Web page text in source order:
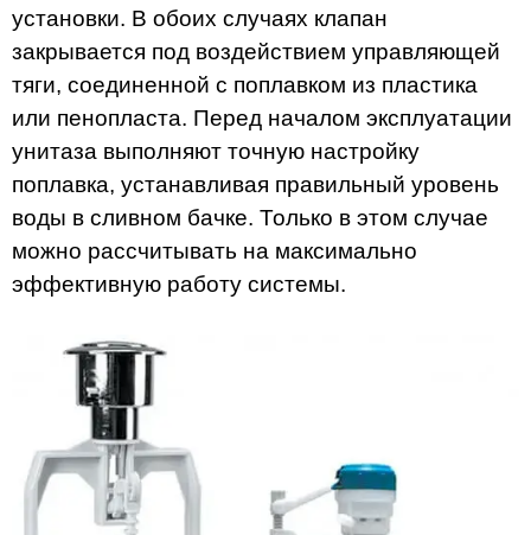
установки. В обоих случаях клапан
закрывается под воздействием управляющей
тяги, соединенной с поплавком из пластика
или пенопласта. Перед началом эксплуатации
унитаза выполняют точную настройку
поплавка, устанавливая правильный уровень
воды в сливном бачке. Только в этом случае
можно рассчитывать на максимально
эффективную работу системы.